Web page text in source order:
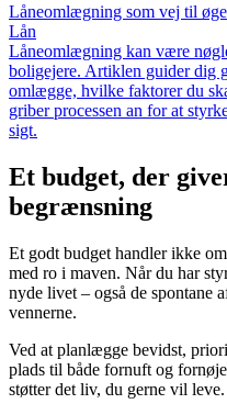
Låneomlægning som vej til
Lån
Låneomlægning kan være
boligejere. Artiklen guider dig
omlægge, hvilke faktorer du
griber processen an for at
sigt.
Et budget, der
begrænsning
Et godt budget handler ikke
med ro i maven. Når du har
nyde livet – også de spontane
vennerne.
Ved at planlægge bevidst,
plads til både fornuft og
støtter det liv, du gerne vil leve.